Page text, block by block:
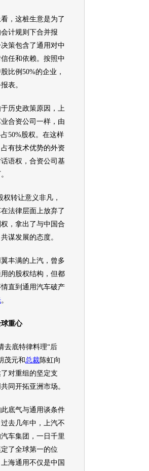
这桩生意是为了
计规则下合并报
策包含了通用 对中
任和依赖。按照中
比例50%的企业，
表。
史政策原因，
上
业合资公司一样，由
50%股权。在这样
有技术优势的外资
语权，合资公司基
转让意义非凡，
在法律层面上放弃了
，拿出了与中国合
谋发展的态度。
满的上汽，曾多
的股权结构，但都
直到通用汽车破产
。
重心
底特律料理“后
茂元和 总裁陈虹向
对重组的坚定支
共同开拓亚洲市场。
底气与通用谈条件
去几年中，上汽不
汽车集团，一日千里
了全球第一的位
上海通用不仅是中国